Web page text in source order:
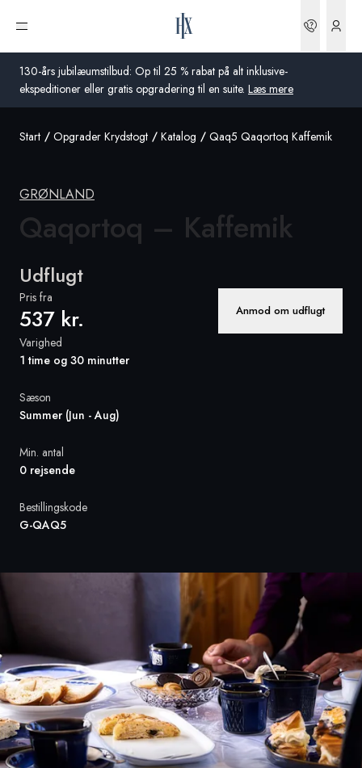
130-års jubilæumstilbud: Op til 25 % rabat på alt inklusive-
ekspeditioner eller gratis opgradering til en suite. Læs mere
Åbn menu
Danmark
Tyskland
Schweiz
Frankrig
Norge
Global
Start Opgrader Krydstogt Katalog Qaq5 Qaqortoq Kaffemik
GRØNLAND
Qaqortoq – Kaffemik
Udflugt
Pris fra
537 kr. Anmod om udflugt
Varighed
1 time og 30 minutter
Sæson
Summer (Jun - Aug)
Min. antal
0 rejsende
Bestillingskode
G-QAQ5